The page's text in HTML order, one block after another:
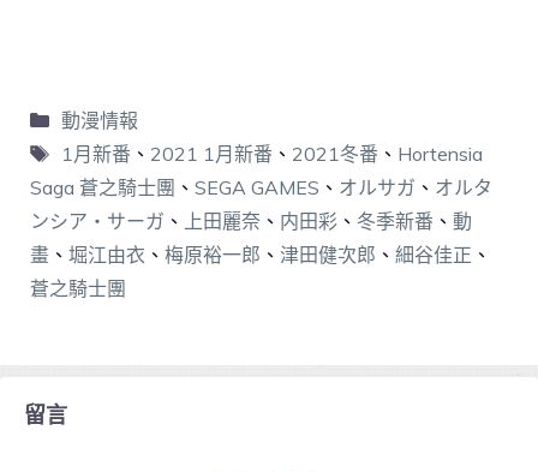
動漫情報
1月新番 、 2021 1月新番 、 2021冬番 、 Hortensia
Saga 蒼之騎士團 、 SEGA GAMES 、 オルサガ 、 オルタ
ンシア・サーガ 、 上田麗奈 、 内田彩 、 冬季新番 、 動
畫 、 堀江由衣 、 梅原裕一郎 、 津田健次郎 、 細谷佳正 、
蒼之騎士團
留言